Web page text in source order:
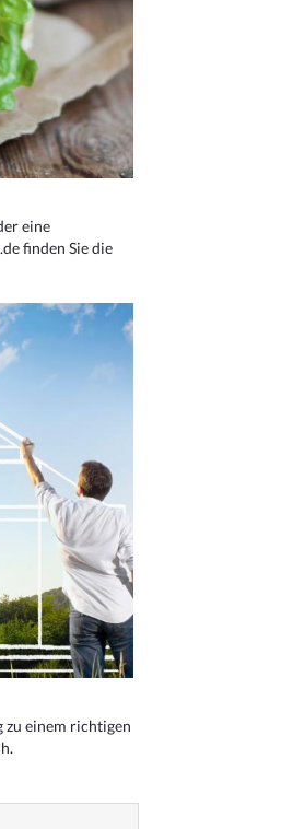
eine
finden Sie die
zu einem richtigen